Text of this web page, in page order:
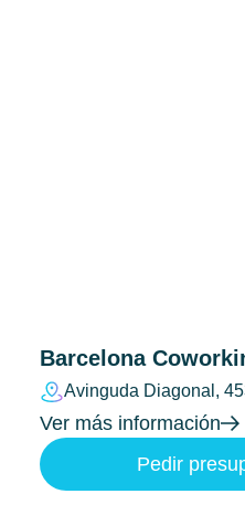
Barcelona
Avinguda Diagonal,
Ver más información
Pedir